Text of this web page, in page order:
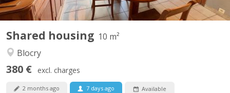
Shared housing 10 m²
Blocry
380 € excl. charges
2 months ago 7 days ago Available